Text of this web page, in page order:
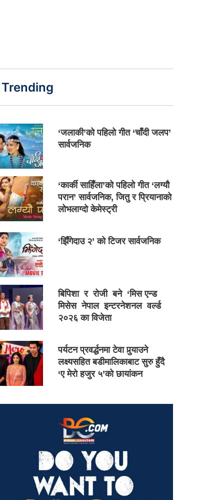
Trending
‘जलाकी’को पहिलो गीत ‘चाँदी जलप’
सार्वजनिक
‘कार्की साहिँला’को पहिलो गीत ‘लग्यौ
परान’ सार्वजनिक, जितु र प्रियानाको
लोभलाग्दो केमेस्ट्री
‘झिँगेदाउ २’ को टिजर सार्वजनिक
बिपिशा र रोजी बने ‘मिस एन्ड
मिसेस नेपाल इन्टरनेशनल वर्ल्ड
२०२६ का विजेता
पर्यटन प्रवर्द्धनमा टेवा पुर्‍याउने
लक्ष्यसहित बडीमालिकाबाट सुरु हुँदै
‘ए मेरो हजुर ५’को छायांकन